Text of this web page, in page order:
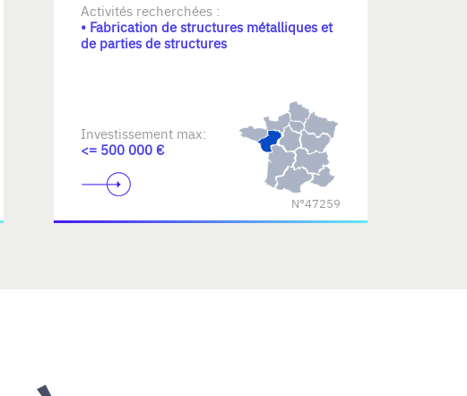
Activités recherchées :
• Fabrication de structures métalliques et
de parties de structures
Investissement max:
<= 500 000 €
N°47259